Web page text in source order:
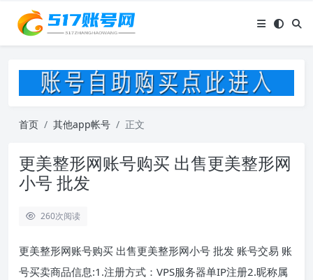
首页 其他app帐号 正文
更美整形网账号购买 出售更美整形网
小号 批发
260次阅读
更美整形网账号购买 出售更美整形网小号 批发 账号交易 账
号买卖商品信息:1.注册方式：VPS服务器单IP注册2.昵称属